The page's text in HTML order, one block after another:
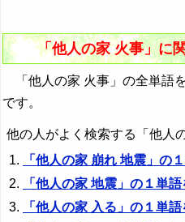
「他人の家 火事」に
「他人の家 火事」の全単語
です。
他の人がよく検索する「他人
「他人の家 崩れ 地震」の
「他人の家 地震」の１単
「他人の家 入る」の１単